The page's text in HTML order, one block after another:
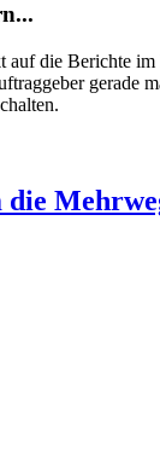
auf die Berichte im
gerade